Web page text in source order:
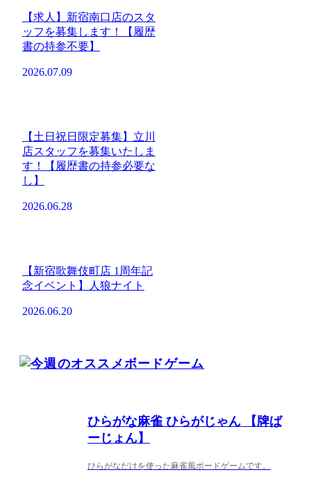
【求人】新宿南口店のスタ
ッフを募集します！【履歴
書の持参不要】
2026.07.09
【土日祝日限定募集】立川
店スタッフを募集いたしま
す！【履歴書の持参必要な
し】
2026.06.28
【新宿歌舞伎町店 1周年記
念イベント】人狼ナイト
2026.06.20
ひらがな麻雀 ひらがじゃん 【牌ば
ーじょん】
ひらがなだけを使った麻雀風ボードゲームです。